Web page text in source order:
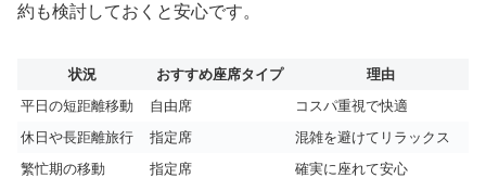
約も検討しておくと安心です。
状況 おすすめ座席タイプ
理由
平日の短距離移動
自由席
コスパ重視で快適
休日や長距離旅行
指定席
混雑を避けてリラックス
繁忙期の移動
指定席 確実に座れて安心